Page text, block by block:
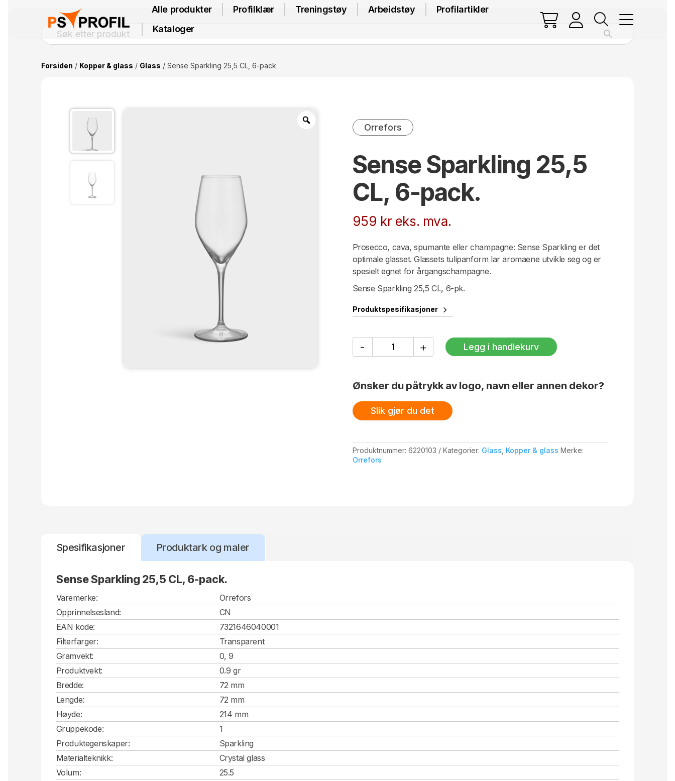
Alle produkter Profilklær Treningstøy Arbeidstøy
Profilartikler
Kataloger
Forsiden / Kopper & glass / Glass / Sense Sparkling 25,5 CL, 6-pack.
Orrefors
Sense Sparkling 25,5
CL, 6-pack.
959 kr eks. mva.
Prosecco, cava, spumante eller champagne: Sense Sparkling er det
optimale glasset. Glassets tulipanform lar aromaene utvikle seg og er
spesielt egnet for årgangschampagne.
Sense Sparkling 25,5 CL, 6-pk.
Produktspesifikasjoner
-
Sparkling
pack.
+ Legg i handlekurv
Ønsker du påtrykk av logo, navn eller annen dekor?
Slik gjør du det
Produktnummer: 6220103 Kategorier: Glass Kopper & glass Merke:
Orrefors
Spesifikasjoner Produktark og maler
Sense Sparkling 25,5 CL, 6-pack.
Varemerke:
Orrefors
Opprinnelsesland:
CN
EAN kode:
7321646040001
Filterfarger:
Transparent
Gramvekt:
0, 9
Produktvekt:
0.9 gr
Bredde:
72 mm
Lengde:
72 mm
Høyde:
214 mm
Gruppekode:
1
Produktegenskaper:
Sparkling
Materialteknikk:
Crystal glass
Volum:
25.5